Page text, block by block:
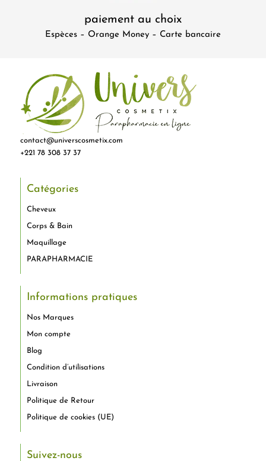
paiement au choix
Espèces – Orange Money – Carte bancaire
contact@universcosmetix.com
+221 78 308 37 37
Catégories
Cheveux
Corps & Bain
Maquillage
PARAPHARMACIE
Informations pratiques
Nos Marques
Mon compte
Blog
Condition d’utilisations
Livraison
Politique de Retour
Politique de cookies (UE)
Suivez-nous